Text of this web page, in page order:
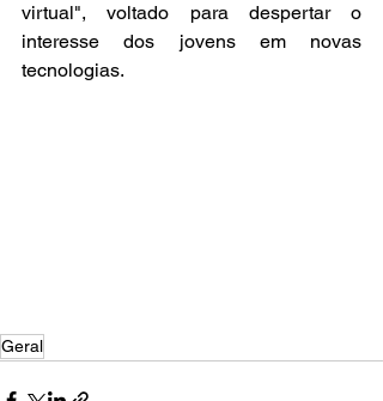
virtual", voltado para despertar o
interesse dos jovens em novas
tecnologias.
Geral